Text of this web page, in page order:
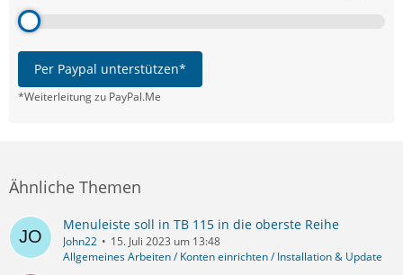
Per Paypal unterstützen*
*Weiterleitung zu PayPal.Me
Ähnliche Themen
Menuleiste soll in TB 115 in die oberste Reihe
John22
15. Juli 2023 um 13:48
Allgemeines Arbeiten / Konten einrichten / Installation & Update